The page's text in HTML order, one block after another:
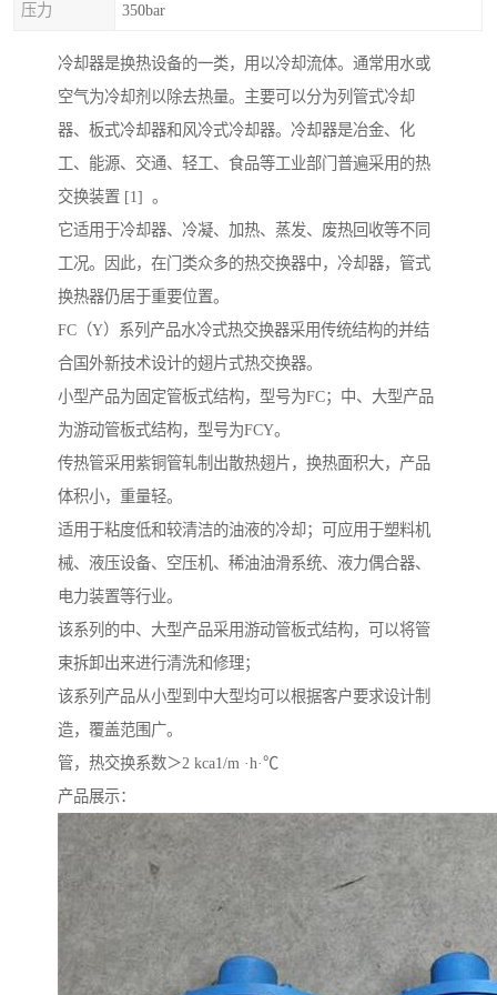
压力 350bar
冷却器是换热设备的一类，用以冷却流体。通常用水或
空气为冷却剂以除去热量。主要可以分为列管式冷却
器、板式冷却器和风冷式冷却器。冷却器是冶金、化
工、能源、交通、轻工、食品等工业部门普遍采用的热
交换装置 [1] 。
它适用于冷却器、冷凝、加热、蒸发、废热回收等不同
工况。因此，在门类众多的热交换器中，冷却器，管式
换热器仍居于重要位置。
FC（Y）系列产品水冷式热交换器采用传统结构的并结
合国外新技术设计的翅片式热交换器。
小型产品为固定管板式结构，型号为FC；中、大型产品
为游动管板式结构，型号为FCY。
传热管采用紫铜管轧制出散热翅片，换热面积大，产品
体积小，重量轻。
适用于粘度低和较清洁的油液的冷却；可应用于塑料机
械、液压设备、空压机、稀油油滑系统、液力偶合器、
电力装置等行业。
该系列的中、大型产品采用游动管板式结构，可以将管
束拆卸出来进行清洗和修理；
该系列产品从小型到中大型均可以根据客户要求设计制
造，覆盖范围广。
管，热交换系数＞2 kca1/m ·h·℃
产品展示：